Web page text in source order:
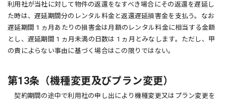
利用社が当社に対して物件の返還をなすべき場合にその返還を遅延し
た時は、遅延期間分のレンタル料金と返還遅延損害金を支払う。なお
遅延期間 1 ヵ月あたりの損害金は月額のレンタル料金に相当する金額
とし、遅延期間 1 ヵ月未満の日数は 1 ヵ月とみなします。ただし、甲
の責によらない事由に基づく場合はこの限りではない。
第13条（機種変更及びプラン変更）
契約期間の途中で利用社の申し出により機種変更又はプラン変更を